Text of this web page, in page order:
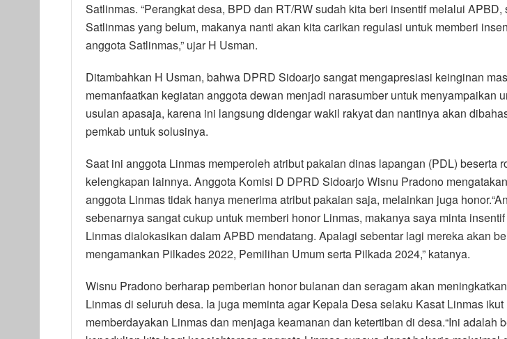
Satlinmas. “Perangkat desa, BPD dan RT/RW sudah kita beri insentif melalui APBD,
Satlinmas yang belum, makanya nanti akan kita carikan regulasi untuk memberi
anggota Satlinmas,” ujar H Usman.
Ditambahkan H Usman, bahwa DPRD Sidoarjo sangat mengapresiasi keinginan
memanfaatkan kegiatan anggota dewan menjadi narasumber untuk menyampaikan
usulan apasaja, karena ini langsung didengar wakil rakyat dan nantinya akan
pemkab untuk solusinya.
Saat ini anggota Linmas memperoleh atribut pakaian dinas lapangan (PDL) beserta
kelengkapan lainnya. Anggota Komisi D DPRD Sidoarjo Wisnu Pradono
anggota Linmas tidak hanya menerima atribut pakaian saja, melainkan juga
sebenarnya sangat cukup untuk memberi honor Linmas, makanya saya minta
Linmas dialokasikan dalam APBD mendatang. Apalagi sebentar lagi mereka akan
mengamankan Pilkades 2022, Pemilihan Umum serta Pilkada 2024,” katanya.
Wisnu Pradono berharap pemberian honor bulanan dan seragam akan
Linmas di seluruh desa. Ia juga meminta agar Kepala Desa selaku Kasat Linmas ikut
memberdayakan Linmas dan menjaga keamanan dan ketertiban di desa.“Ini adalah